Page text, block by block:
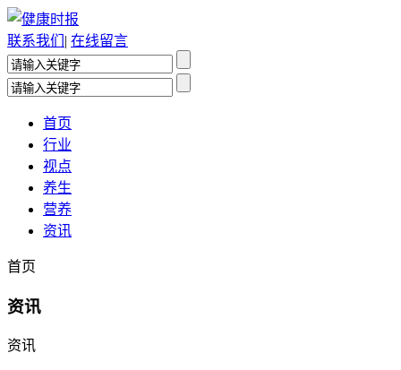
联系我们 | 在线留言
首页
行业
视点
养生
营养
资讯
首页
资讯
资讯